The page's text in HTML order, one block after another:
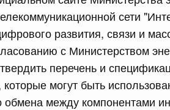
сети
развития, связи и
с Министерством
перечень и
могут быть
между компонентами
июля, среда
Федерации от 22.07.2026
Российской Федерации от 30